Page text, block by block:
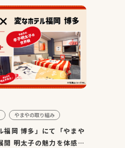
やまやの取り組み
福岡 博多」にて「やまや
開 明太子の魅力を体感で